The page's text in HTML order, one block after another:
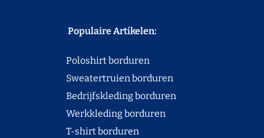
Populaire Artikelen:
Poloshirt borduren
Sweatertruien borduren
Bedrijfskleding borduren
Werkkleding borduren
T-shirt borduren